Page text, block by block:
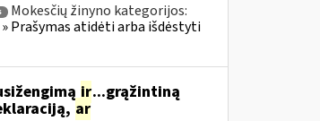
Mokesčių žinyno kategorijos:
Prašymas atidėti arba išdėstyti
ir...grąžintiną
ar